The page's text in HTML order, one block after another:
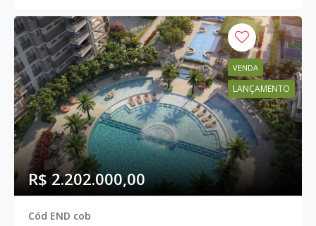
VENDA
LANÇAMENTO
R$ 2.202.000,00
Cód END cob